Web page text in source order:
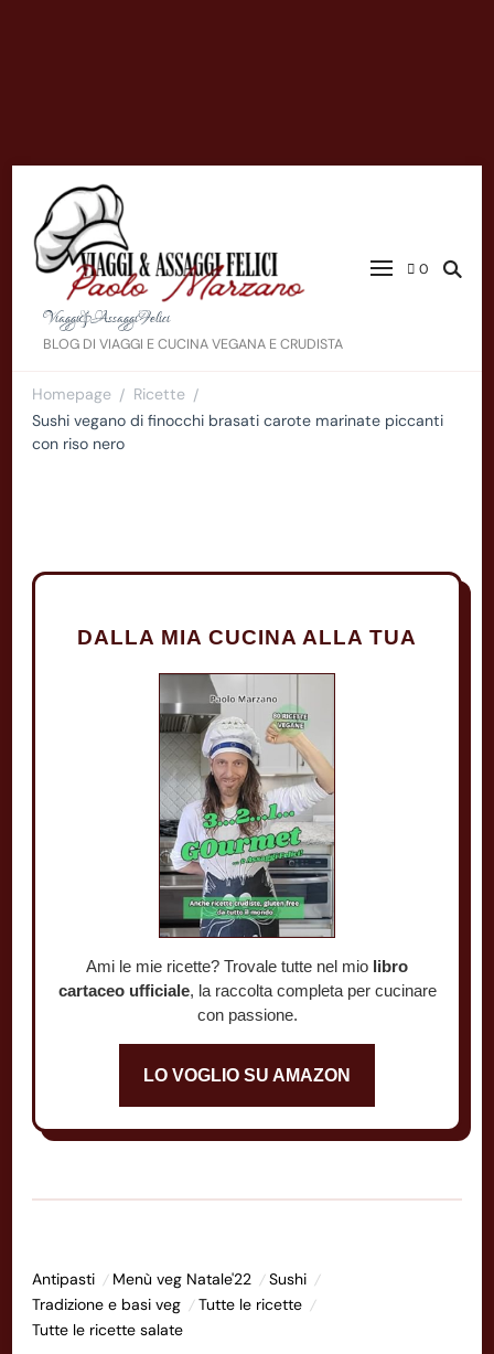
Viaggi&AssaggiFelici
BLOG DI VIAGGI E CUCINA VEGANA E CRUDISTA
0
Homepage / Ricette /
Sushi vegano di finocchi brasati carote marinate piccanti
con riso nero
DALLA MIA CUCINA ALLA TUA
Ami le mie ricette? Trovale tutte nel mio libro
cartaceo ufficiale, la raccolta completa per cucinare
con passione.
LO VOGLIO SU AMAZON
Antipasti Menù veg Natale'22
Sushi
Tradizione e basi veg
Tutte le ricette
Tutte le ricette salate